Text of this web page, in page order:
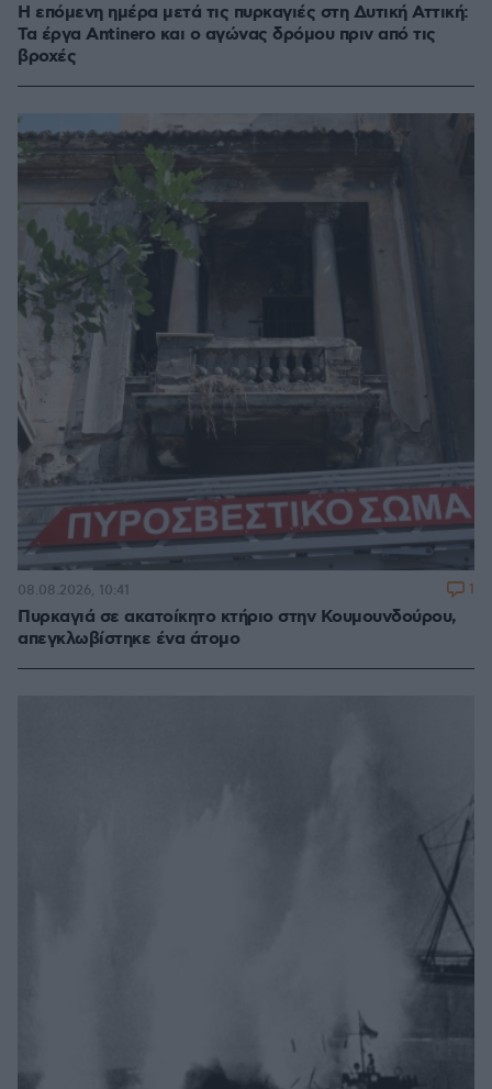
Η επόμενη ημέρα μετά τις πυρκαγιές στη Δυτική Αττική:
Τα έργα Antinero και ο αγώνας δρόμου πριν από τις
βροχές
Πυρκαγιά σε ακατοίκητο κτήριο στην Κουμουνδούρου,
απεγκλωβίστηκε ένα άτομο
08.08.2026, 10:41 1